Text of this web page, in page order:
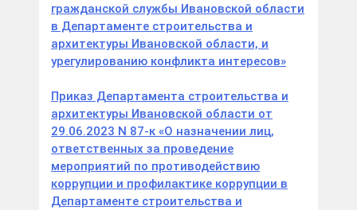
гражданской службы Ивановской области
в Департаменте строительства и
архитектуры Ивановской области, и
урегулированию конфликта интересов»
Приказ Департамента строительства и
архитектуры Ивановской области от
29.06.2023 N 87-к «О назначении лиц,
ответственных за проведение
мероприятий по противодействию
коррупции и профилактике коррупции в
Департаменте строительства и